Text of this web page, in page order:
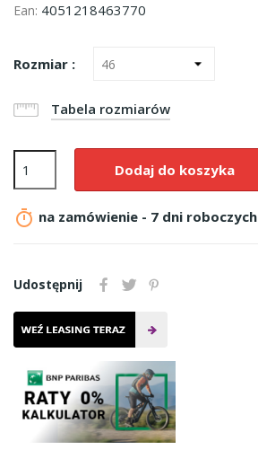
Ean: 4051218463770
Rozmiar :
Tabela rozmiarów
Dodaj do koszyka
 na zamówienie - 7 dni roboczych
Udostępnij